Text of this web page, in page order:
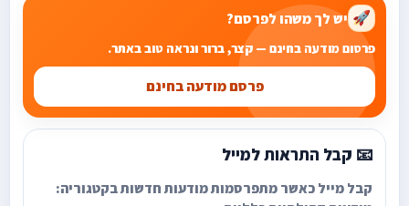
🚀 יש לך משהו לפרסם?
פרסום מודעה בחינם — קצר, ברור ונראה טוב באתר.
פרסם מודעה בחינם
📧 קבל התראות למייל
קבל מייל כאשר מתפרסמות מודעות חדשות בקטגוריה: